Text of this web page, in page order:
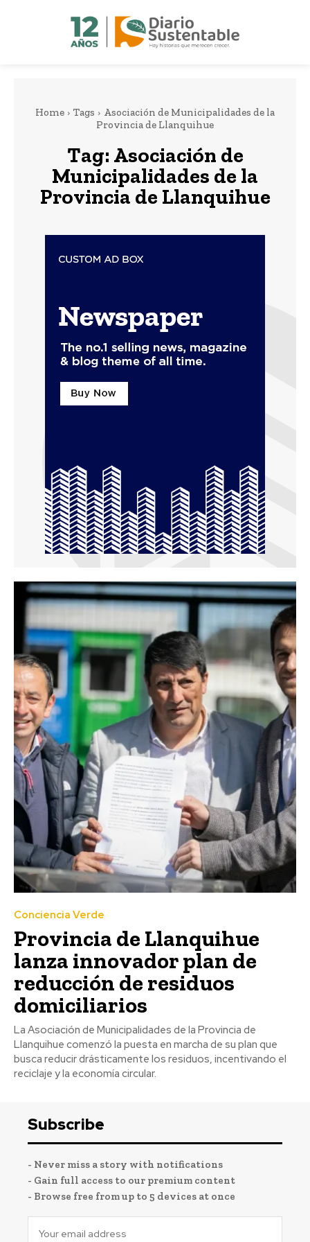
Home Tags
Asociación de Municipalidades de la
Provincia de Llanquihue
Tag: Asociación de
Municipalidades de la
Provincia de Llanquihue
Conciencia Verde
Provincia de Llanquihue
lanza innovador plan de
reducción de residuos
domiciliarios
La Asociación de Municipalidades de la Provincia de
Llanquihue comenzó la puesta en marcha de su plan que
busca reducir drásticamente los residuos, incentivando el
reciclaje y la economía circular.
Subscribe
- Never miss a story with notifications
- Gain full access to our premium content
- Browse free from up to 5 devices at once